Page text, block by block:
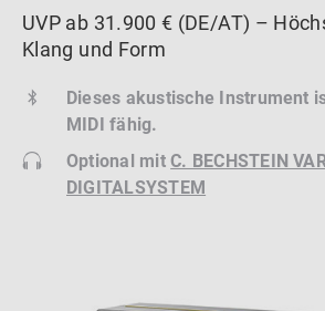
UVP ab 31.900 € (DE/AT) –
Klang und Form
Dieses akustische Instrument
MIDI fähig.
Optional mitC. BECHSTEIN
DIGITALSYSTEM